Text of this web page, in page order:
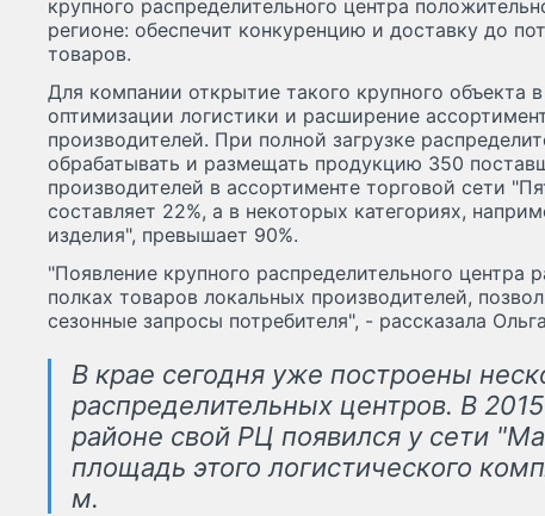
крупного распределительного центра
регионе: обеспечит конкуренцию и доставку до
товаров.
Для компании открытие такого крупного
оптимизации логистики и расширение
производителей. При полной загрузке
обрабатывать и размещать продукцию 350
производителей в ассортименте торговой сети
составляет 22%, а в некоторых категориях,
изделия", превышает 90%.
"Появление крупного распределительного центра
полках товаров локальных производителей,
сезонные запросы потребителя", - рассказала
В крае сегодня уже построены
распределительных центров. В
районе свой РЦ появился у сети
площадь этого логистического
м.